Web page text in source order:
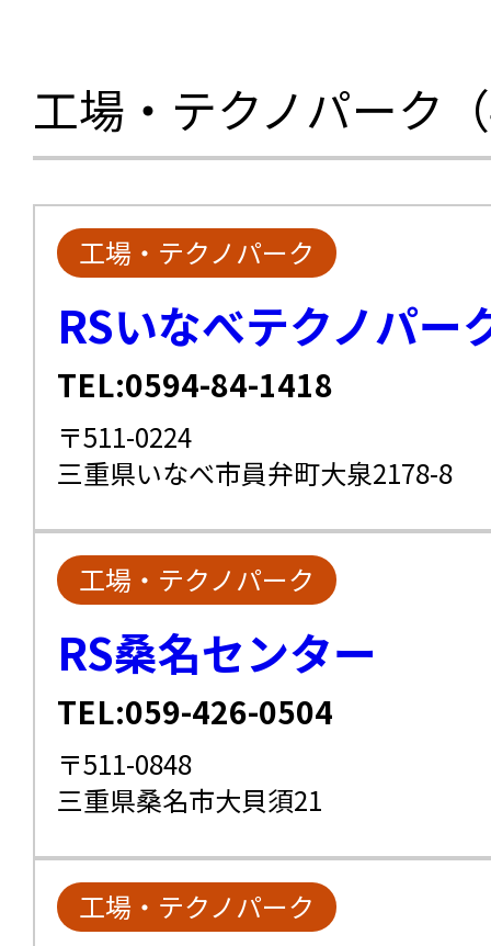
工場・テクノパーク
工場・テクノパーク
RSいなべテクノパー
TEL:0594-84-1418
〒511-0224
三重県いなべ市員弁町大泉2178-8
工場・テクノパーク
RS桑名センター
TEL:059-426-0504
〒511-0848
三重県桑名市大貝須21
工場・テクノパーク